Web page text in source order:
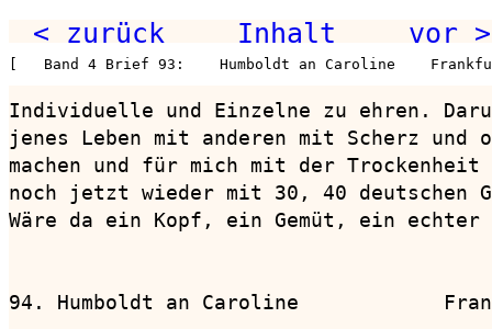
< zurück Inhalt vor >
[   Band 4 Brief 93:    Humboldt an Caroline
Individuelle und Einzelne zu ehren.
jenes Leben mit anderen mit Scherz und
machen und für mich mit der
noch jetzt wieder mit 30, 40 deutschen
Wäre da ein Kopf, ein Gemüt, ein
94. Humboldt an Caroline